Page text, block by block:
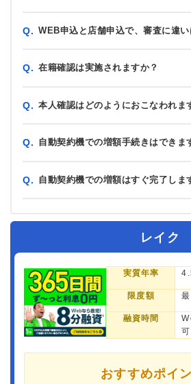
Q. WEB申込と店舗申込で、審査に違い
Q. 在籍確認は実施されますか？
Q. 本人確認はどのようにおこなわれま
Q. 自動契約機での増額手続きはできま
Q. 自動契約機での増額はすぐ完了しま
レイク
実質年率
限度額
融資時間
おすすめポイ